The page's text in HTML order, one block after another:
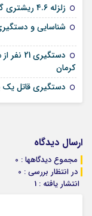
زلزله ۴.۶ ریشتری گلباف کرمان خسارت نداشت
شناسایی و
کرمان
دستگیری قاتل یک
ارسال دیدگاه
مجموع دیدگاهها : 0
در انتظار بررسی : 0
انتشار یافته : 1